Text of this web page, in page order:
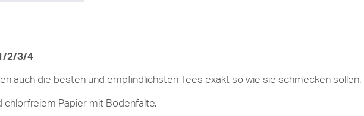
2/3/4
auch die besten und empfindlichsten Tees exakt so wie sie schmecken sollen.
chlorfreiem Papier mit Bodenfalte.